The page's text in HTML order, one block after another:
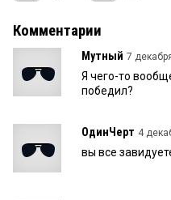
Комментарии
Мутный 7
Я чего-то
победил?
ОдинЧерт 4
вы все